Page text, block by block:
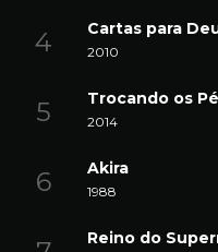
Cartas para
2010
Trocando os
2014
Akira
1988
Reino do